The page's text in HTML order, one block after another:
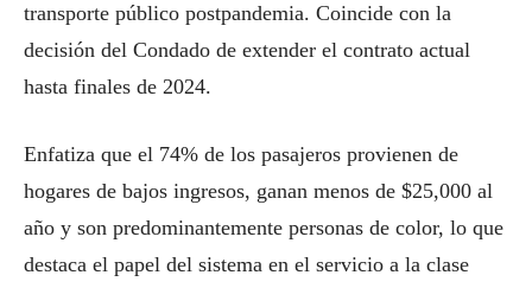
transporte público postpandemia. Coincide con la
decisión del Condado de extender el contrato actual
hasta finales de 2024.
Enfatiza que el 74% de los pasajeros provienen de
hogares de bajos ingresos, ganan menos de $25,000 al
año y son predominantemente personas de color, lo que
destaca el papel del sistema en el servicio a la clase